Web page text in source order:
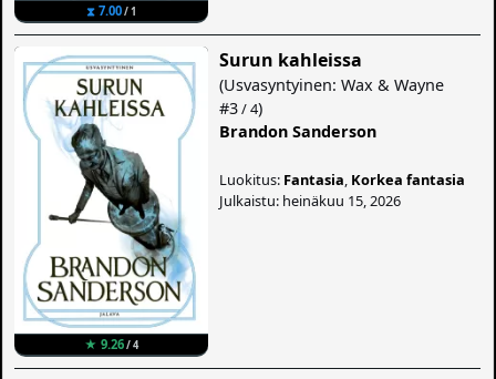
⧗ 7.00/ 1
★ 9.26/ 4
Surun kahleissa
(Usvasyntyinen: Wax & Wayne
#3/ 4)
Brandon Sanderson
Luokitus: Fantasia Korkea fantasia
Julkaistu: heinäkuu 15, 2026